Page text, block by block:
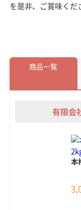
を是非、ご賞味くだ
商品一覧
有限会
本